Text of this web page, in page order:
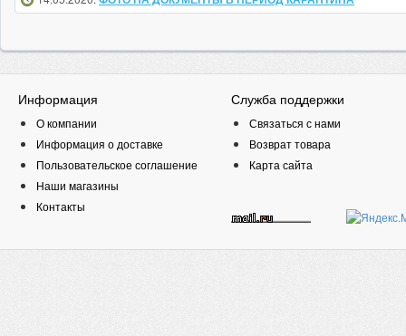
Информация
О компании
Информация о доставке
Пользовательское соглашение
Наши магазины
Контакты
Служба поддержки
Связаться с нами
Возврат товара
Карта сайта